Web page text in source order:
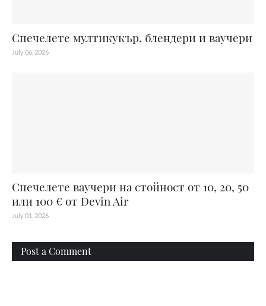
Спечелете мултикукър, блендери и ваучери
July 06, 2026
Спечелете ваучери на стойност от 10, 20, 50
или 100 € от Devin Air
July 01, 2026
Post a Comment